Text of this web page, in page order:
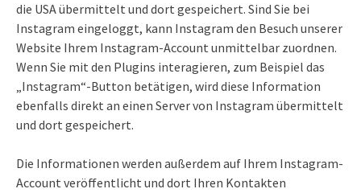
die USA übermittelt und dort gespeichert. Sind Sie bei
Instagram eingeloggt, kann Instagram den Besuch unserer
Website Ihrem Instagram-Account unmittelbar zuordnen.
Wenn Sie mit den Plugins interagieren, zum Beispiel das
„Instagram“-Button betätigen, wird diese Information
ebenfalls direkt an einen Server von Instagram übermittelt
und dort gespeichert.
Die Informationen werden außerdem auf Ihrem Instagram-
Account veröffentlicht und dort Ihren Kontakten